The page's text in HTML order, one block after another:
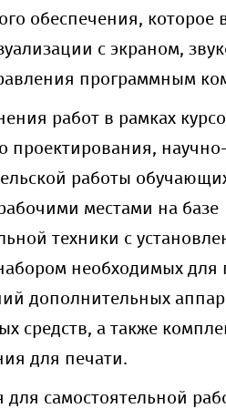
обеспечения, которое
с экраном,
программным
работ в рамках
проектирования,
работы
местами на базе
техники с
необходимых для
дополнительных
средств, а также
для печати.
самостоятельной